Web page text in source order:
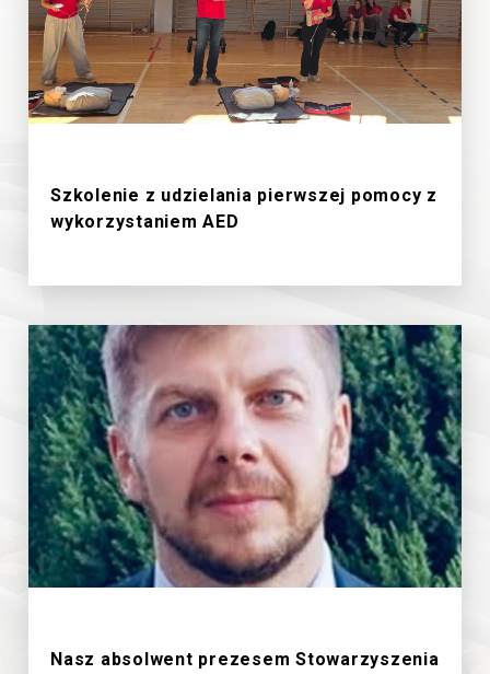
Szkolenie z udzielania pierwszej pomocy z
wykorzystaniem AED
Nasz absolwent prezesem Stowarzyszenia